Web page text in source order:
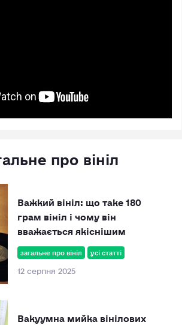
про вініл
загальне про вініл усі статті
12 серпня 2025
Важкий вініл: що таке 180
грам вініл і чому він
вважається якіснішим
Вакуумна мийка вінілових